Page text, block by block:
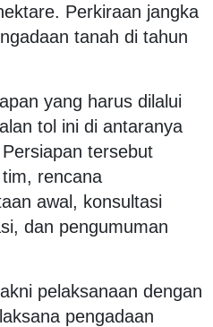
Perkiraan jangka
tanah di tahun
yang harus dilalui
tol ini di antaranya
tersebut
rencana
awal, konsultasi
dan pengumuman
pelaksanaan dengan
pengadaan